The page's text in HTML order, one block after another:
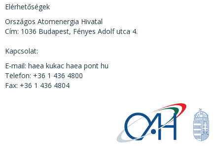
Elérhetőségek
Országos Atomenergia Hivatal
Cím: 1036 Budapest, Fényes Adolf utca 4.
Kapcsolat:
E-mail: haea kukac haea pont hu
Telefon: +36 1 436 4800
Fax: +36 1 436 4804